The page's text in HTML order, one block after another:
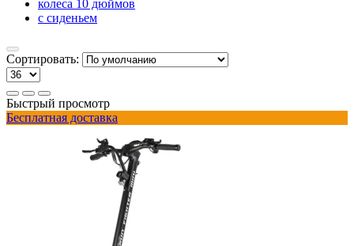
колеса 10 дюймов
с сиденьем
Сортировать:
Быстрый просмотр
Бесплатная доставка